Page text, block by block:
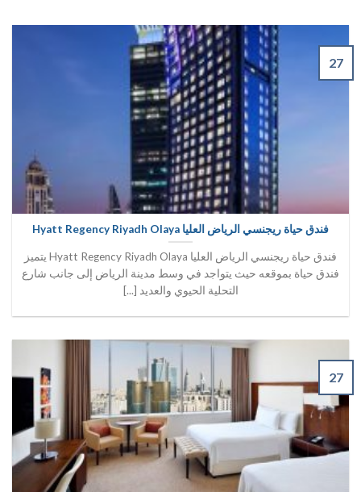
فندق حياة ريجنسي الرياض العليا Hyatt Regency Riyadh Olaya
فندق حياة ريجنسي الرياض العليا Hyatt Regency Riyadh Olaya يتميز
فندق حياة بموقعه حيث يتواجد في وسط مدينة الرياض إلى جانب شارع
التحلية الحيوي والعديد [...]
27
27